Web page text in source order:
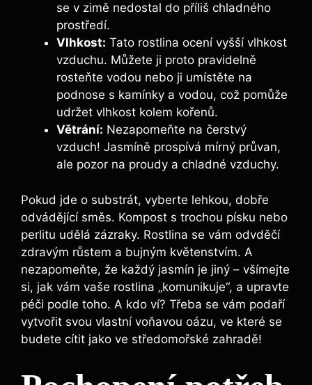
se v zimě nedostal do příliš chladného
prostředí.
Vlhkost: Tato rostlina ocení vyšší vlhkost
vzduchu. Můžete ji proto pravidelně
rosteňte vodou nebo ji umístěte na
podnose s kamínky a vodou, což pomůže
udržet vlhkost kolem kořenů.
Větrání: Nezapomeňte na čerstvý
vzduch! Jasmíně prospívá mírný průvan,
ale pozor na proudy a chladné vzduchy.
Pokud jde o substrát, vyberte lehkou, dobře
odvádějící směs. Kompost s trochou písku nebo
perlitu udělá zázraky. Rostlina se vám odvděčí
zdravým růstem a bujným květenstvím. A
nezapomeňte, že každý jasmín je jiný – všímejte
si, jak vám vaše rostlina „komunikuje“, a upravte
péči podle toho. A kdo ví? Třeba se vám podaří
vytvořit svou vlastní voňavou oázu, ve které se
budete cítit jako ve středomořské zahradě!